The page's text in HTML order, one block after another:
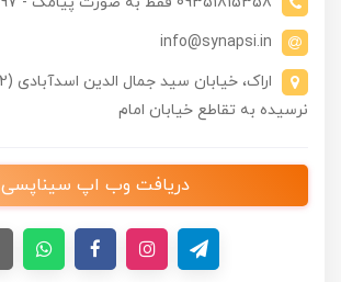
info@synapsi.in
نرسیده به تقاطع خیابان امام
دریافت وب اپ سیناپسی